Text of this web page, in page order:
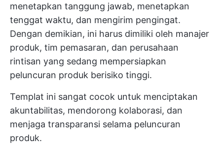
menetapkan tanggung jawab, menetapkan
tenggat waktu, dan mengirim pengingat.
Dengan demikian, ini harus dimiliki oleh manajer
produk, tim pemasaran, dan perusahaan
rintisan yang sedang mempersiapkan
peluncuran produk berisiko tinggi.
Templat ini sangat cocok untuk menciptakan
akuntabilitas, mendorong kolaborasi, dan
menjaga transparansi selama peluncuran
produk.